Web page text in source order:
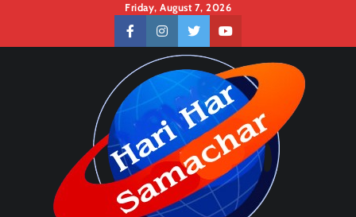
content
Friday, August 7, 2026
facebookinstagramtwitteryoutube